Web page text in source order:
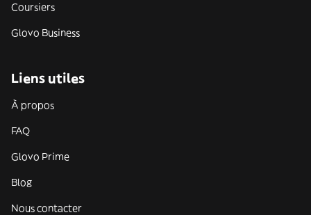
Coursiers
Glovo Business
Liens utiles
À propos
FAQ
Glovo Prime
Blog
Nous contacter